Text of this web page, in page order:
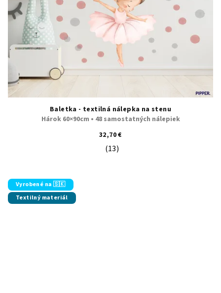
Baletka - textilná nálepka na stenu
Hárok 60×90cm • 48 samostatných nálepiek
32,70 €
Priemerné hodnotenie produktu
(13)
Vyrobené na 🇸🇰
Textilný materiál